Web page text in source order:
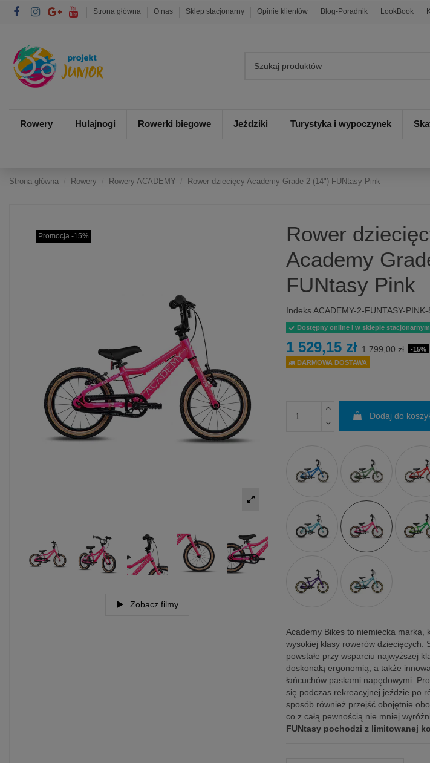
Strona główna O nas Sklep stacjonarny Opinie klientów Blog-Poradnik LookBook
Rowery Hulajnogi Rowerki biegowe Jeździki Turystyka i wypoczynek
Strona główna Rowery Rowery ACADEMY Rower dziecięcy Academy Grade 2 (14") FUNtasy Pink
Promocja -15%
Zobacz filmy
Rower
Academy
FUNtasy Pink
IndeksACADEMY-2-FUNTASY-
Dostępny online i w sklepie stacjonarnym
1 529,15 zł 1 799,00 zł
-15%
DARMOWA DOSTAWA
Dodaj do
Academy Bikes to niemiecka marka,
wysokiej klasy rowerów dziecięcych.
powstałe przy wsparciu najwyższej
doskonałą ergonomią, a także
łańcuchów paskami napędowymi.
się podczas rekreacyjnej jeździe po
sposób również przejść obojętnie
co z całą pewnością nie mniej
FUNtasy pochodzi z limitowanej